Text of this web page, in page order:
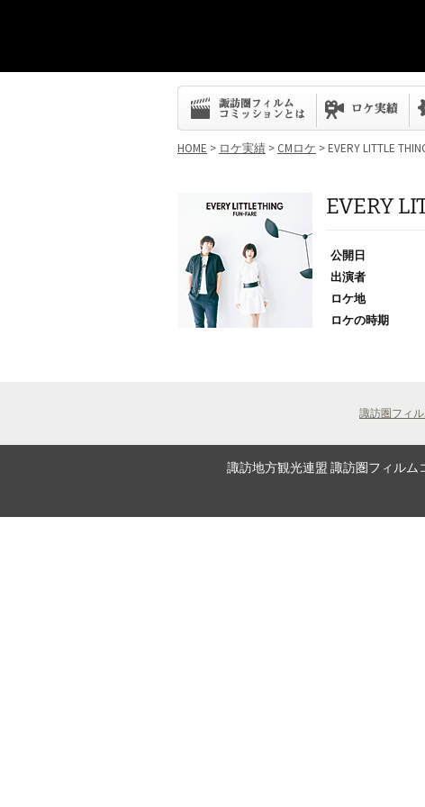
コ
テ
ン
HOME > ロケ実績 > CMロケ > EVERY LITTLE
EVERY
公開日
出演者
ロケ地
ロケの時期
諏訪圏フィ
諏訪地方観光連盟 諏訪圏フィルム